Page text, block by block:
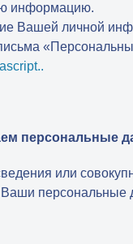
информацию.
Вашей личной
.
персональные
или
персональные